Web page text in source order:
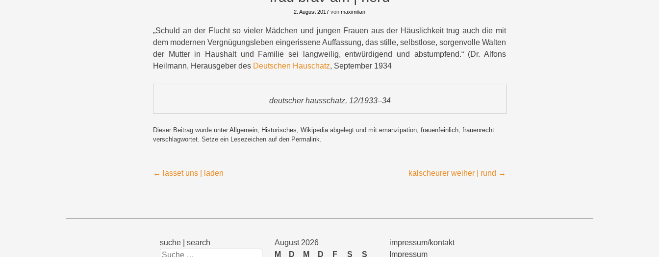
2. August 2017 von maximilian
„Schuld an der Flucht so vieler Mädchen und jungen Frauen aus der Häuslichkeit trug auch die mit
dem modernen Vergnügungsleben eingerissene Auffassung, das stille, selbstlose, sorgenvolle Walten
der Mutter in Haushalt und Familie sei langweilig, entwürdigend und abstumpfend.“ (Dr. Alfons
Heilmann, Herausgeber des Deutschen Hauschatz, September 1934
deutscher hausschatz, 12/1933–34
Dieser Beitrag wurde unter Allgemein Historisches Wikipedia abgelegt und mit emanzipation frauenfeinlich frauenrecht
verschlagwortet. Setze ein Lesezeichen auf den Permalink
Beitragsnavigation
← lasset uns | laden kalscheurer weiher | rund →
suche | search
Suchen
August 2026
M
D M D F S S
impressum/kontakt
Impressum